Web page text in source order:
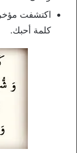
اكتشفت
كلمة أحبك.